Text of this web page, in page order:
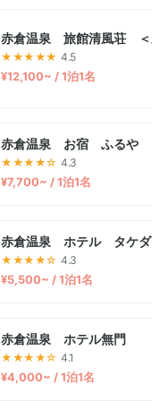
赤倉温泉 旅館清風荘 ＜
★★★★★ 4.5
¥12,100~ / 1泊1名
赤倉温泉 お宿 ふるや
★★★★☆ 4.3
¥7,700~ / 1泊1名
赤倉温泉 ホテル タケダ
★★★★☆ 4.3
¥5,500~ / 1泊1名
赤倉温泉 ホテル無門
★★★★☆ 4.1
¥4,000~ / 1泊1名